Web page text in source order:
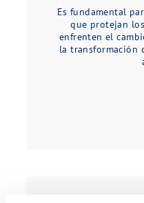
Es fundamental
que protejan
enfrenten el
la transformación